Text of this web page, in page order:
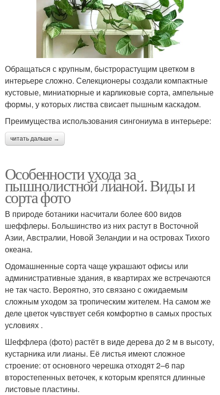
Обращаться с крупным, быстрорастущим цветком в
интерьере сложно. Селекционеры создали компактные
кустовые, миниатюрные и карликовые сорта, ампельные
формы, у которых листва свисает пышным каскадом.
Преимущества использования сингониума в интерьере:
читать дальше →
Особенности ухода за
пышнолистной лианой. Виды и
сорта фото
В природе ботаники насчитали более 600 видов
шеффлеры. Большинство из них растут в Восточной
Азии, Австралии, Новой Зеландии и на островах Тихого
океана.
Одомашненные сорта чаще украшают офисы или
административные здания, в квартирах же встречаются
не так часто. Вероятно, это связано с ожидаемым
сложным уходом за тропическим жителем. На самом же
деле цветок чувствует себя комфортно в самых простых
условиях .
Шеффлера (фото) растёт в виде дерева до 2 м в высоту,
кустарника или лианы. Её листья имеют сложное
строение: от основного черешка отходят 2–6 пар
второстепенных веточек, к которым крепятся длинные
листовые пластины.